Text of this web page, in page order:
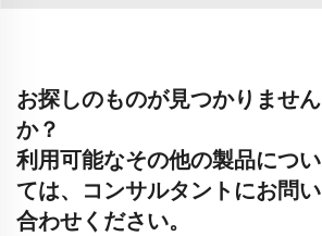
お探しのものが見つかりません
か？
利用可能なその他の製品につい
ては、コンサルタントにお問い
合わせください。